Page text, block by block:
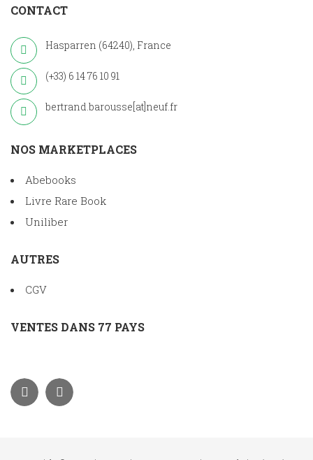
CONTACT
Hasparren (64240), France
(+33) 6 14 76 10 91
bertrand.barousse[at]neuf.fr
NOS MARKETPLACES
Abebooks
Livre Rare Book
Uniliber
AUTRES
CGV
VENTES DANS 77 PAYS